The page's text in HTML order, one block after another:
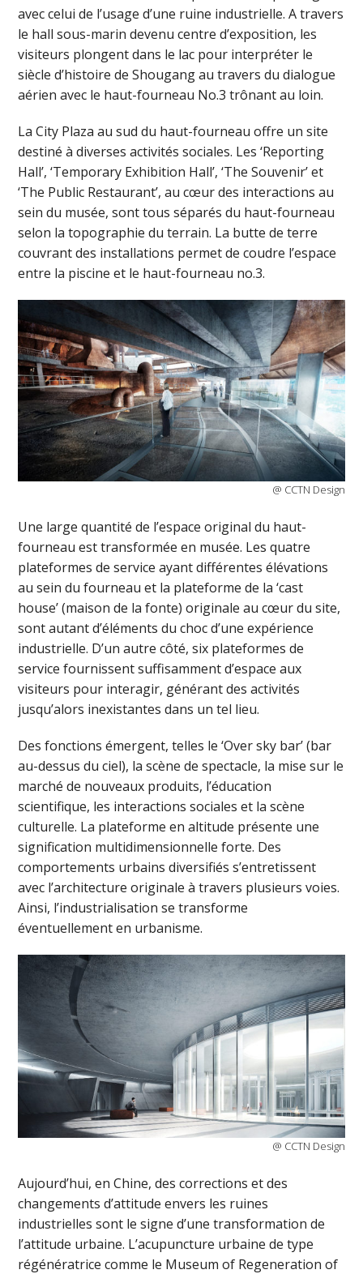
avec celui de l’usage d’une ruine industrielle. A travers
le hall sous-marin devenu centre d’exposition, les
visiteurs plongent dans le lac pour interpréter le
siècle d’histoire de Shougang au travers du dialogue
aérien avec le haut-fourneau No.3 trônant au loin.
La City Plaza au sud du haut-fourneau offre un site
destiné à diverses activités sociales. Les ‘Reporting
Hall’, ‘Temporary Exhibition Hall’, ‘The Souvenir’ et
‘The Public Restaurant’, au cœur des interactions au
sein du musée, sont tous séparés du haut-fourneau
selon la topographie du terrain. La butte de terre
couvrant des installations permet de coudre l’espace
entre la piscine et le haut-fourneau no.3.
@ CCTN Design
Une large quantité de l’espace original du haut-
fourneau est transformée en musée. Les quatre
plateformes de service ayant différentes élévations
au sein du fourneau et la plateforme de la ‘cast
house’ (maison de la fonte) originale au cœur du site,
sont autant d’éléments du choc d’une expérience
industrielle. D’un autre côté, six plateformes de
service fournissent suffisamment d’espace aux
visiteurs pour interagir, générant des activités
jusqu’alors inexistantes dans un tel lieu.
Des fonctions émergent, telles le ‘Over sky bar’ (bar
au-dessus du ciel), la scène de spectacle, la mise sur le
marché de nouveaux produits, l’éducation
scientifique, les interactions sociales et la scène
culturelle. La plateforme en altitude présente une
signification multidimensionnelle forte. Des
comportements urbains diversifiés s’entretissent
avec l’architecture originale à travers plusieurs voies.
Ainsi, l’industrialisation se transforme
éventuellement en urbanisme.
@ CCTN Design
Aujourd’hui, en Chine, des corrections et des
changements d’attitude envers les ruines
industrielles sont le signe d’une transformation de
l’attitude urbaine. L’acupuncture urbaine de type
régénératrice comme le Museum of Regeneration of